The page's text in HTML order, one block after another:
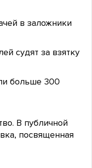
в заложники
судят за взятку
больше 300
В публичной
посвященная